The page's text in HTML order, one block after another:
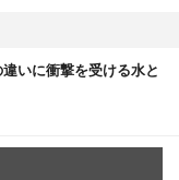
いに衝撃を受ける水と